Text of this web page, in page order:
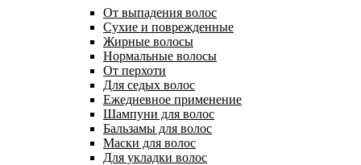
От выпадения волос
Сухие и поврежденные
Жирные волосы
Нормальные волосы
От перхоти
Для седых волос
Ежедневное применение
Шампуни для волос
Бальзамы для волос
Маски для волос
Для укладки волос